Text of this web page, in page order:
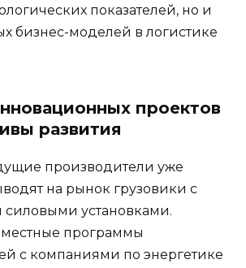
показателей, но и
бизнес-моделей в логистике
проектов
развития
производители уже
на рынок грузовики с
установками.
программы
с компаниями по энергетике